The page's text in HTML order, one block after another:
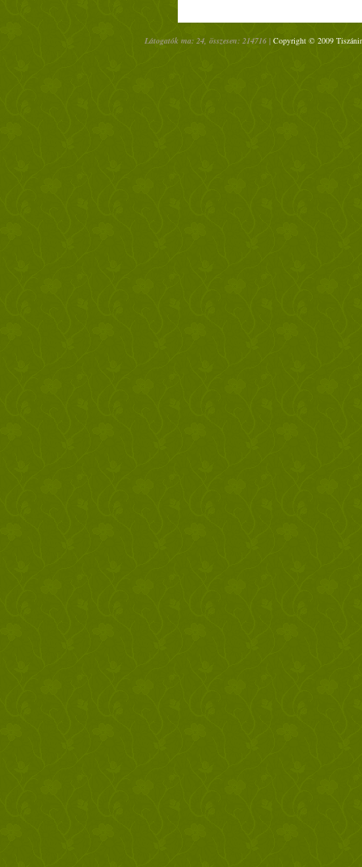
Látogatók ma: 24, összesen: 214716 | Copyright © 2009